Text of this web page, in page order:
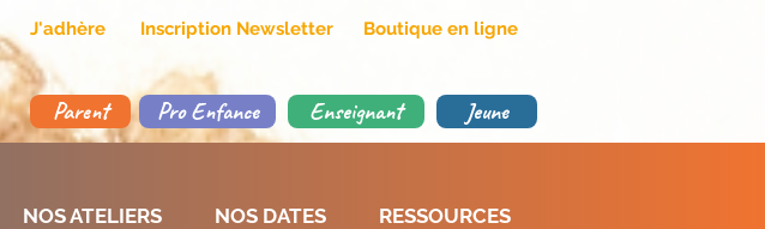
J'adhère Inscription Newsletter Boutique en ligne
Parent Pro Enfance Enseignant Jeune
NOS ATELIERS NOS DATES RESSOURCES